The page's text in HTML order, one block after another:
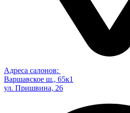
Адреса салонов:
Варшавское ш., 65к1
ул. Пришвина, 26